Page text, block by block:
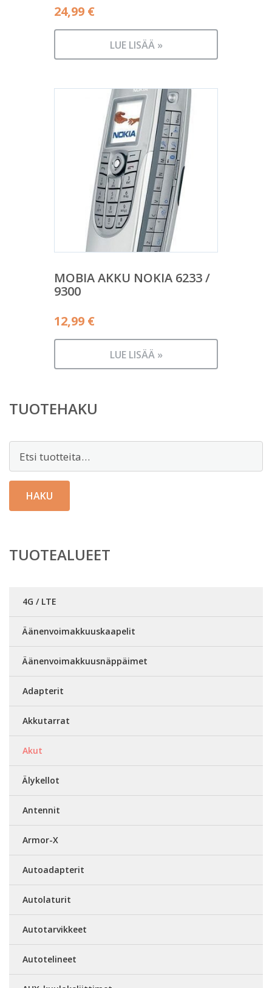
24,99 €
LUE LISÄÄ »
MOBIA AKKU NOKIA 6233 /
9300
12,99 €
LUE LISÄÄ »
TUOTEHAKU
HAKU
TUOTEALUEET
4G / LTE
Äänenvoimakkuuskaapelit
Äänenvoimakkuusnäppäimet
Adapterit
Akkutarrat
Akut
Älykellot
Antennit
Armor-X
Autoadapterit
Autolaturit
Autotarvikkeet
Autotelineet